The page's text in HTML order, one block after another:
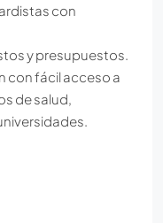
con
y presupuestos.
con fácil acceso a
de salud,